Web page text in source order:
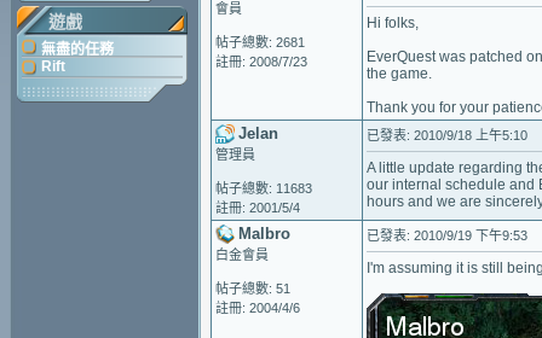
遊戲
無盡的任務
Rift
會員
帖子總數: 2681
註冊: 2008/7/23
Hi folks,
EverQuest was patched
the game.
Thank you for your
Jelan
管理員
帖子總數: 11683
註冊: 2001/5/4
已發表: 2010/9/18 上午5:10
A little update regarding
our internal schedule and
hours and we are
Malbro
白金會員
帖子總數: 51
註冊: 2004/4/6
已發表: 2010/9/19 下午9:53
I'm assuming it is still